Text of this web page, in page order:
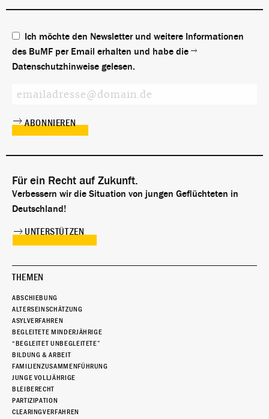
Ich möchte den Newsletter und weitere Informationen
des BuMF per Email erhalten und habe die
Datenschutzhinweise gelesen.
Für ein Recht auf Zukunft.
Verbessern wir die Situation von jungen Geflüchteten in
Deutschland!
UNTERSTÜTZEN
THEMEN
ABSCHIEBUNG
ALTERSEINSCHÄTZUNG
ASYLVERFAHREN
BEGLEITETE MINDERJÄHRIGE
“BEGLEITET UNBEGLEITETE”
BILDUNG & ARBEIT
FAMILIENZUSAMMENFÜHRUNG
JUNGE VOLLJÄHRIGE
BLEIBERECHT
PARTIZIPATION
CLEARINGVERFAHREN